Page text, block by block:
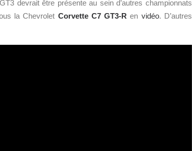
devrait être présente au sein d’autres championnats
la Chevrolet Corvette C7 GT3-R en vidéo. D’autres